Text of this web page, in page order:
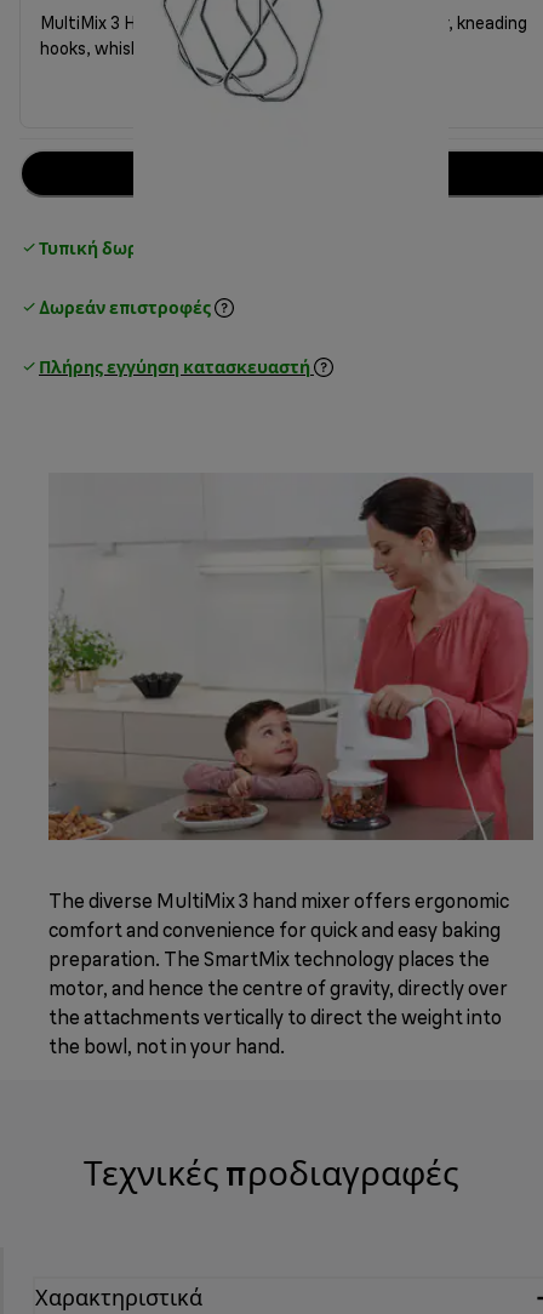
MultiMix 3 HM 3137WH with chopper 500ml, blender, kneading
hooks, whisks, beaker
Τυπική δωρεάν παράδοση
Δωρεάν επιστροφές
Πλήρης εγγύηση κατασκευαστή
The diverse MultiMix 3 hand mixer offers ergonomic
comfort and convenience for quick and easy baking
preparation. The SmartMix technology places the
motor, and hence the centre of gravity, directly over
the attachments vertically to direct the weight into
the bowl, not in your hand.
Τεχνικές προδιαγραφές
Χαρακτηριστικά